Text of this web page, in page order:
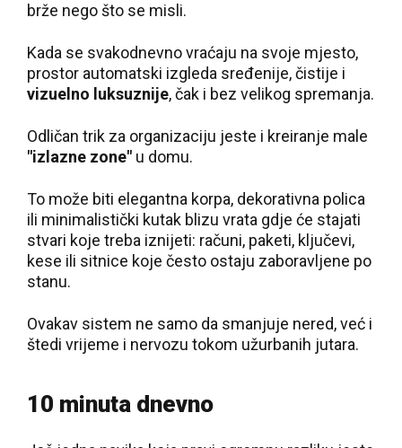
brže nego što se misli.
Kada se svakodnevno vraćaju na svoje mjesto,
prostor automatski izgleda sređenije, čistije i
vizuelno luksuznije, čak i bez velikog spremanja.
Odličan trik za organizaciju jeste i kreiranje male
"izlazne zone" u domu.
To može biti elegantna korpa, dekorativna polica
ili minimalistički kutak blizu vrata gdje će stajati
stvari koje treba iznijeti: računi, paketi, ključevi,
kese ili sitnice koje često ostaju zaboravljene po
stanu.
Ovakav sistem ne samo da smanjuje nered, već i
štedi vrijeme i nervozu tokom užurbanih jutara.
10 minuta dnevno